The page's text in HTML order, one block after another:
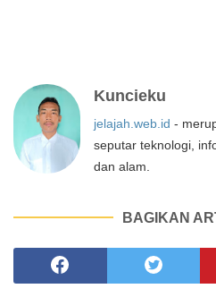
Kuncieku
jelajah.web.id -
seputar teknologi,
dan alam.
BAGIKAN